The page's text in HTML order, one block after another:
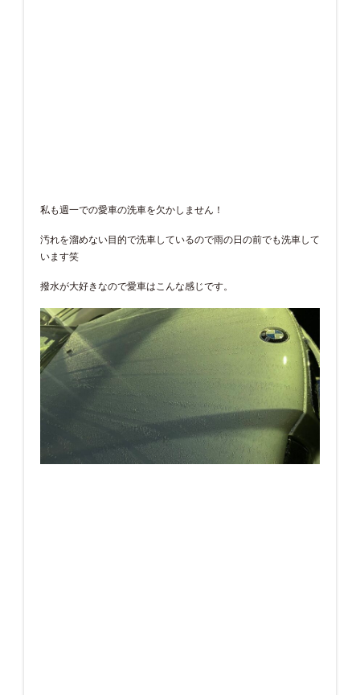
私も週一での愛車の洗車を欠かしません！
汚れを溜めない目的で洗車しているので雨の日の前でも洗車して
います笑
撥水が大好きなので愛車はこんな感じです。